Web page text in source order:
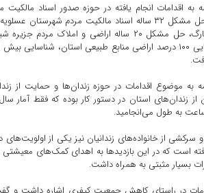
به اقدامات انجام یافته در حوزه صدور اسناد
اقداماتی، چون حل مشکل ۳۲ ساله اسناد مالکیت
مردم جزیره‌ی خارگ، حل مشکل ۲۰ ساله اراضی
به موضوع اقدامات در حوزه زندان‌ها و حمایت
به طول می‌انجامید.
است که در این بازدید‌ها به اهدای کمک‌های
بسیار مثبتی به همراه داشت.